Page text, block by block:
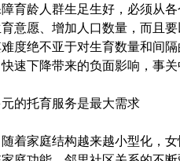
育龄人群生足生好，必须从
意愿、增加人口数量，而且
度绝不亚于对生育数量和间
速下降带来的负面影响，事
的托育服务是最大需求
着家庭结构越来越小型化，